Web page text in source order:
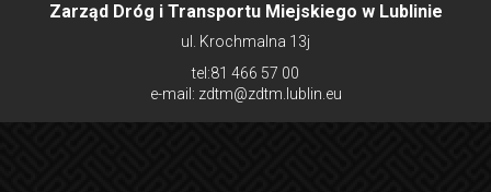
Zarząd Dróg i Transportu Miejskiego w Lublinie
ul. Krochmalna 13j
tel:81 466 57 00
e-mail: zdtm@zdtm.lublin.eu